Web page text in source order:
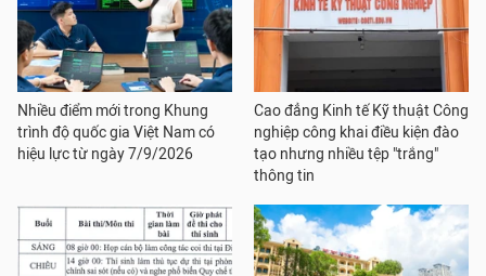
Nhiều điểm mới trong Khung
trình độ quốc gia Việt Nam có
hiệu lực từ ngày 7/9/2026
Cao đẳng Kinh tế Kỹ thuật Công
nghiệp công khai điều kiện đào
tạo nhưng nhiều tệp "trắng"
thông tin